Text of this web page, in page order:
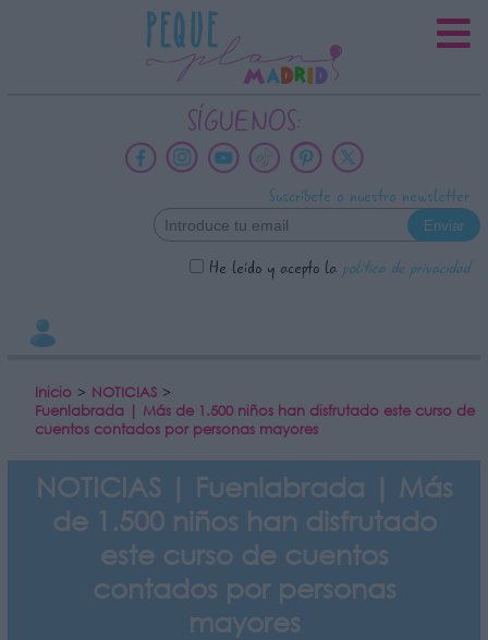
SÍGUENOS:
Suscríbete a nuestra newsletter
He leído y acepto la política de privacidad
Inicio > NOTICIAS >
Fuenlabrada | Más de 1.500 niños han disfrutado este curso de
cuentos contados por personas mayores
NOTICIAS | Fuenlabrada | Más
de 1.500 niños han disfrutado
este curso de cuentos
contados por personas
mayores
INFORMACION SOBRE LA
PROTECCIÓN DE TUS DATOS
Datos tratados:
Información adicional